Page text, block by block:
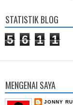
STATISTIK BLOG
5 6 1 1
MENGENAI SAYA
JONNY